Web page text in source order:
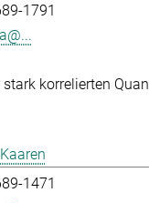
1791
stark korrelierten
1471